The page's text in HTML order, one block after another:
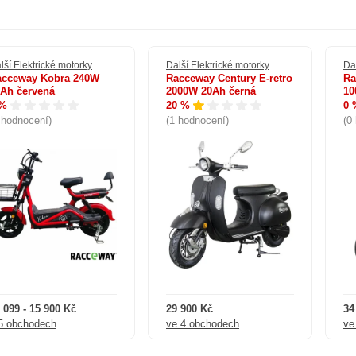
Elektrické motorky
Kobra 240W
červená
099 - 15 900 Kč
obchodech
Další Elektrické motorky
Racceway Century E-retro
2000W 20Ah černá
20 %
(1 hodnocení)
29 900 Kč
ve 4 obchodech
0
(0